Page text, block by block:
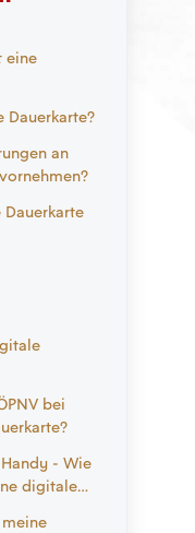
eine
Dauerkarte?
an
Dauerkarte
bei
- Wie
digitale